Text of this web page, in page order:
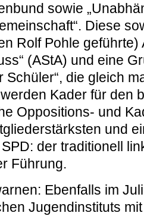
sowie
Diese
Rolf Pohle geführte)
(AStA) und eine
Schüler“, die gleich
Kader für den
Oppositions- und
und
der traditionell
Führung.
Ebenfalls im
Jugendinstituts